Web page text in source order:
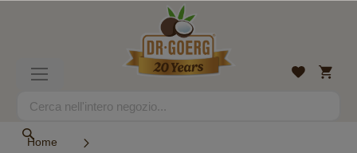
Search
Lista
Home